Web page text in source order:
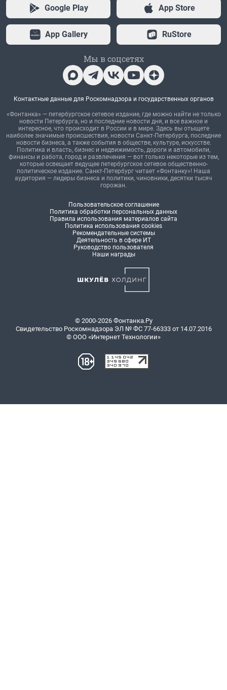
Google Play App Store
App Gallery RuStore
Мы в соцсетях
Контактные данные для Роскомнадзора и государственных органов
«Фонтанка» — петербургское сетевое издание, где можно найти не только
новости Петербурга, но и последние новости дня, и все важное и
интересное, что происходит в России и в мире. Здесь вы отыщете
наиболее значимые происшествия, новости Санкт-Петербурга, последние
новости бизнеса, а также события в обществе, культуре, искусстве.
Политика и власть, бизнес и недвижимость, дороги и автомобили,
финансы и работа, город и развлечения — вот только некоторые из тем,
которые освещает ведущее петербургское сетевое общественно-
политическое издание. Санкт-Петербург читает «Фонтанку»! Наша
аудитория — лидеры бизнеса и политики, чиновники, десятки тысяч
горожан.
Пользовательское соглашение
Политика обработки персональных данных
Правила использования материалов сайта
Политика использования cookies
Рекомендательные системы
Деятельность в сфере ИТ
Руководство пользователя
Наши награды
© 2000-2026 Фонтанка.Ру
Свидетельство Роскомнадзора ЭЛ № ФС 77-66333 от 14.07.2016
© ООО «Интернет Технологии»